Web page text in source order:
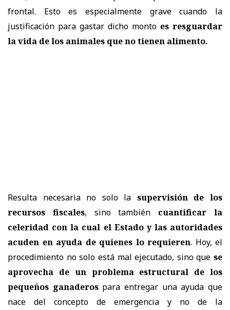
frontal. Esto es especialmente grave cuando la
justificación para gastar dicho monto es resguardar
la vida de los animales que no tienen alimento.
Resulta necesaria no solo la supervisión de los
recursos fiscales, sino también cuantificar la
celeridad con la cual el Estado y las autoridades
acuden en ayuda de quienes lo requieren. Hoy, el
procedimiento no solo está mal ejecutado, sino que se
aprovecha de un problema estructural de los
pequeños ganaderospara entregar una ayuda que
nace del concepto de emergencia y no de la